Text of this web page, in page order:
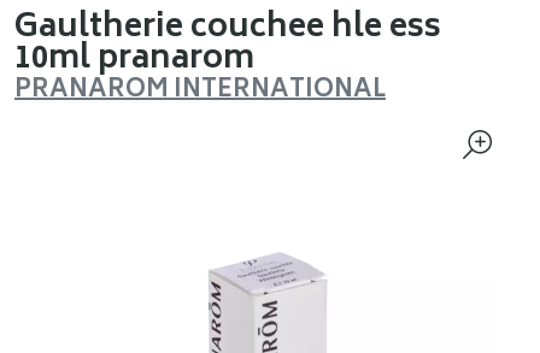
Gaultherie couchee hle ess
10ml pranarom
PRANAROM INTERNATIONAL